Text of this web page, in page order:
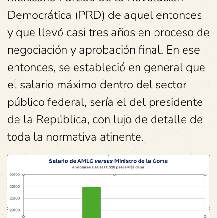
Democrática (PRD) de aquel entonces
y que llevó casi tres años en proceso de
negociación y aprobación final. En ese
entonces, se estableció en general que
el salario máximo dentro del sector
público federal, sería el del presidente
de la República, con lujo de detalle de
toda la normativa atinente.